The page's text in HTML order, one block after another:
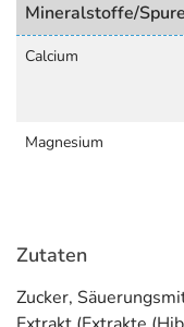
Mineralstoffe/
Calcium
Magnesium
Zutaten
Zucker,